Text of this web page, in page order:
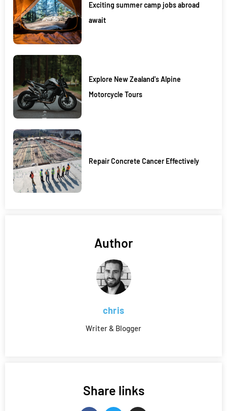
Exciting summer camp jobs abroad
await
Explore New Zealand's Alpine
Motorcycle Tours
Repair Concrete Cancer Effectively
Author
chris
Writer & Blogger
Share links